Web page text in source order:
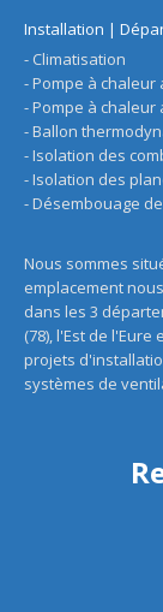
Installation |
- Climatisation
- Pompe à chaleur
- Pompe à chaleur
- Ballon
- Isolation des
- Isolation des
- Désembouage
Nous sommes
emplacement
dans les 3
(78), l'Est de l'Eure
projets
systèmes de